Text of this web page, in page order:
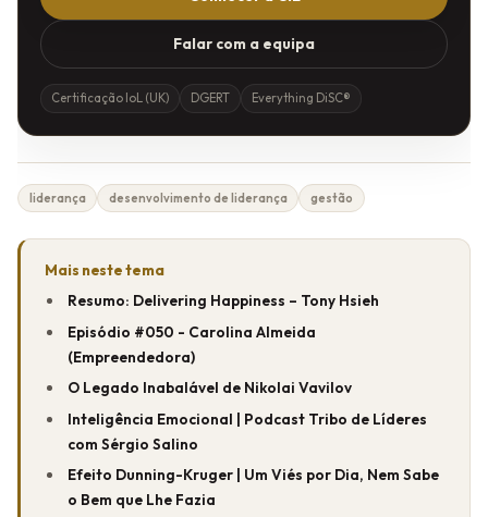
Falar com a equipa
Certificação IoL (UK) DGERT Everything DiSC®
liderança desenvolvimento de liderança gestão
Mais neste tema
Resumo: Delivering Happiness – Tony Hsieh
Episódio #050 - Carolina Almeida
(Empreendedora)
O Legado Inabalável de Nikolai Vavilov
Inteligência Emocional | Podcast Tribo de Líderes
com Sérgio Salino
Efeito Dunning-Kruger | Um Viés por Dia, Nem Sabe
o Bem que Lhe Fazia